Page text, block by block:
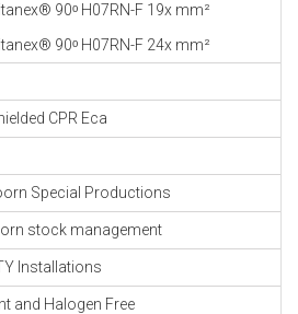
90ᵒ H07RN-F 19x mm²
90ᵒ H07RN-F 24x mm²
CPR Eca
Special Productions
stock management
Installations
and Halogen Free